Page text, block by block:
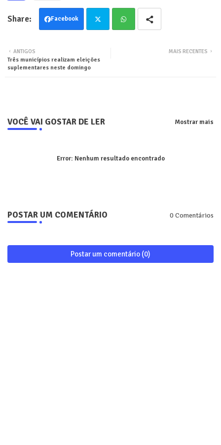
Facebook
ter
MAIS RECENTES
ANTIGOS
Três municípios realizam eleições
suplementares neste domingo
VOCÊ VAI GOSTAR DE LER Mostrar mais
Error: Nenhum resultado encontrado
POSTAR UM COMENTÁRIO 0 Comentários
Postar um comentário (0)